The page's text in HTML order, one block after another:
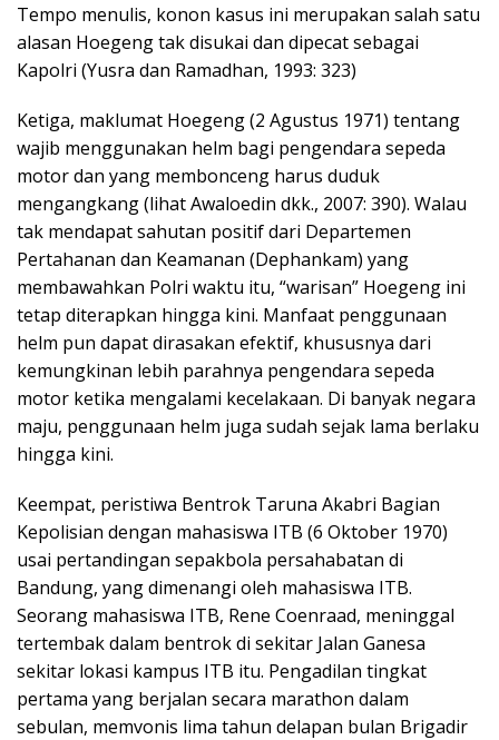
Tempo menulis, konon kasus ini merupakan salah satu
alasan Hoegeng tak disukai dan dipecat sebagai
Kapolri (Yusra dan Ramadhan, 1993: 323)
Ketiga, maklumat Hoegeng (2 Agustus 1971) tentang
wajib menggunakan helm bagi pengendara sepeda
motor dan yang membonceng harus duduk
mengangkang (lihat Awaloedin dkk., 2007: 390). Walau
tak mendapat sahutan positif dari Departemen
Pertahanan dan Keamanan (Dephankam) yang
membawahkan Polri waktu itu, “warisan” Hoegeng ini
tetap diterapkan hingga kini. Manfaat penggunaan
helm pun dapat dirasakan efektif, khususnya dari
kemungkinan lebih parahnya pengendara sepeda
motor ketika mengalami kecelakaan. Di banyak negara
maju, penggunaan helm juga sudah sejak lama berlaku
hingga kini.
Keempat, peristiwa Bentrok Taruna Akabri Bagian
Kepolisian dengan mahasiswa ITB (6 Oktober 1970)
usai pertandingan sepakbola persahabatan di
Bandung, yang dimenangi oleh mahasiswa ITB.
Seorang mahasiswa ITB, Rene Coenraad, meninggal
tertembak dalam bentrok di sekitar Jalan Ganesa
sekitar lokasi kampus ITB itu. Pengadilan tingkat
pertama yang berjalan secara marathon dalam
sebulan, memvonis lima tahun delapan bulan Brigadir